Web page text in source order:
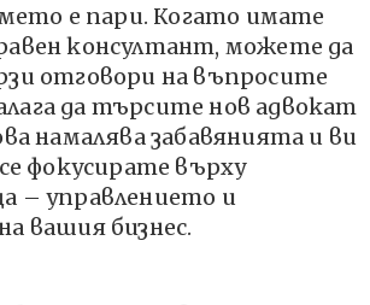
е пари. Когато имате
консултант, можете да
отговори на въпросите
да търсите нов адвокат
намалява забавянията и ви
фокусирате върху
– управлението и
вашия бизнес.